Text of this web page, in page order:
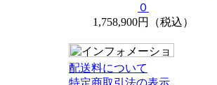
０
1,758,900円（税込）
配送料について
特定商取引法の表示